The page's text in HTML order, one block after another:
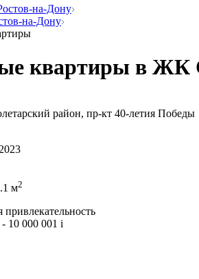
на-Дону
на-Дону
квартиры в ЖК
район, пр-кт 40-летия Победы
м2
10 000 001 i